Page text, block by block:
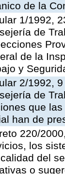
de la
1/1992,
de
de la
y
2/1992,
de
que
han de
220/
los
del
o